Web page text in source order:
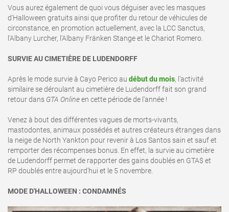
Vous aurez également de quoi vous déguiser avec les masques
d'Halloween gratuits ainsi que profiter du retour de véhicules de
circonstance, en promotion actuellement, avec la LCC Sanctus,
l'Albany Lurcher, l'Albany Fränken Stange et le Chariot Romero.
SURVIE AU CIMETIÈRE DE LUDENDORFF
Après le mode survie à Cayo Perico au début du mois, l'activité
similaire se déroulant au cimetière de Ludendorff fait son grand
retour dans GTA Onlineen cette période de l'année !
Venez à bout des différentes vagues de morts-vivants,
mastodontes, animaux possédés et autres créateurs étranges dans
la neige de North Yankton pour revenir à Los Santos sain et sauf et
remporter des récompenses bonus. En effet, la survie au cimetière
de Ludendorff permet de rapporter des gains doublés en GTA$ et
RP doublés entre aujourd'hui et le 5 novembre.
MODE D'HALLOWEEN : CONDAMNÉS